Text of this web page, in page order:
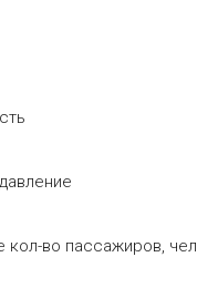
во пассажиров, чел